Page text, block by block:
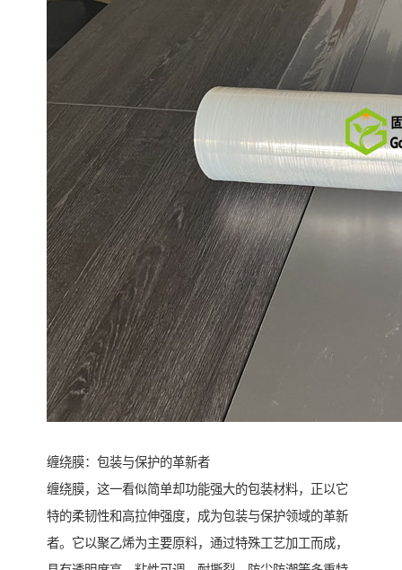
缠绕膜：包装与保护的革新者
缠绕膜，这一看似简单却功能强大的包装材料，正以它
特的柔韧性和高拉伸强度，成为包装与保护领域的革新
者。它以聚乙烯为主要原料，通过特殊工艺加工而成，